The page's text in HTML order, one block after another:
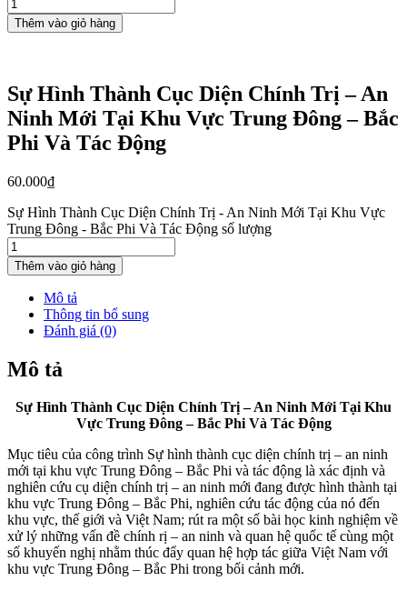
Thêm vào giỏ hàng
Sự Hình Thành Cục Diện Chính Trị – An
Ninh Mới Tại Khu Vực Trung Đông – Bắc
Phi Và Tác Động
60.000₫
Sự Hình Thành Cục Diện Chính Trị - An Ninh Mới Tại Khu Vực
Trung Đông - Bắc Phi Và Tác Động số lượng
Thêm vào giỏ hàng
Mô tả
Thông tin bổ sung
Đánh giá (0)
Mô tả
Sự Hình Thành Cục Diện Chính Trị – An Ninh Mới Tại Khu
Vực Trung Đông – Bắc Phi Và Tác Động
Mục tiêu của công trình Sự hình thành cục diện chính trị – an ninh
mới tại khu vực Trung Đông – Bắc Phi và tác động là xác định và
nghiên cứu cụ diện chính trị – an ninh mới đang được hình thành tại
khu vực Trung Đông – Bắc Phi, nghiên cứu tác động của nó đến
khu vực, thế giới và Việt Nam; rút ra một số bài học kinh nghiệm về
xử lý những vấn đề chính rị – an ninh và quan hệ quốc tế cùng một
số khuyến nghị nhằm thúc đẩy quan hệ hợp tác giữa Việt Nam với
khu vực Trung Đông – Bắc Phi trong bối cảnh mới.